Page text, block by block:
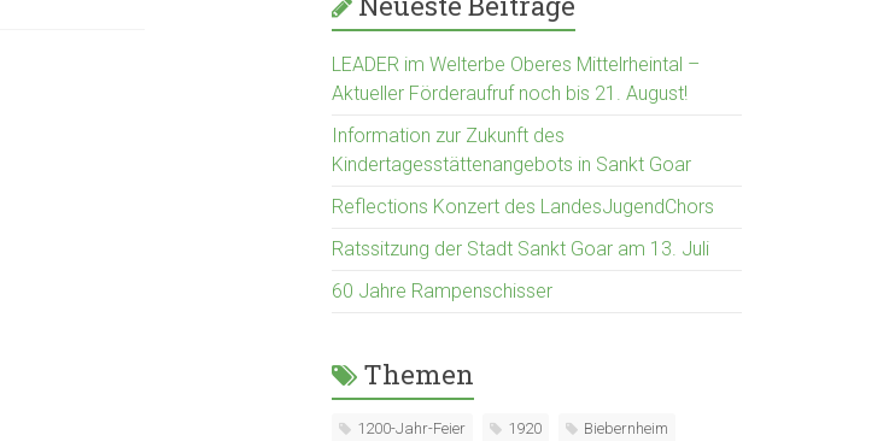
LEADER im Welterbe Oberes Mittelrheintal –
Aktueller Förderaufruf noch bis 21. August!
Information zur Zukunft des
Kindertagesstättenangebots in Sankt Goar
Reflections Konzert des LandesJugendChors
Ratssitzung der Stadt Sankt Goar am 13. Juli
60 Jahre Rampenschisser
Themen
1200-Jahr-Feier 1920 Biebernheim